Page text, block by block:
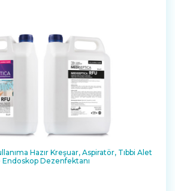
Hazır Kreşuar, Aspiratör, Tıbbi Alet
Endoskop Dezenfektanı